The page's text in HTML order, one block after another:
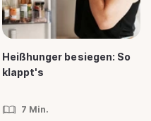
Heißhunger besiegen: So
klappt's
7 Min.